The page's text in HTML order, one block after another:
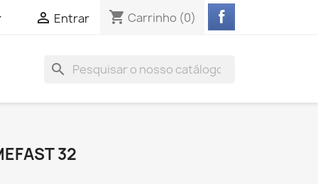
 Entrar shopping_cart Carrinho (0)
search
32